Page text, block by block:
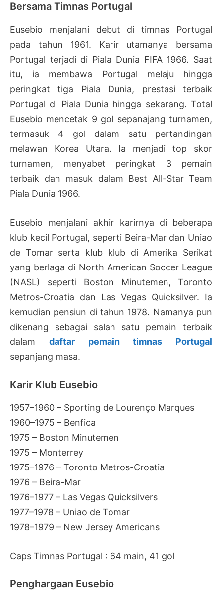
Bersama Timnas Portugal
Eusebio menjalani debut di timnas Portugal
pada tahun 1961. Karir utamanya bersama
Portugal terjadi di Piala Dunia FIFA 1966. Saat
itu, ia membawa Portugal melaju hingga
peringkat tiga Piala Dunia, prestasi terbaik
Portugal di Piala Dunia hingga sekarang. Total
Eusebio mencetak 9 gol sepanajang turnamen,
termasuk 4 gol dalam satu pertandingan
melawan Korea Utara. Ia menjadi top skor
turnamen, menyabet peringkat 3 pemain
terbaik dan masuk dalam Best All-Star Team
Piala Dunia 1966.
Eusebio menjalani akhir karirnya di beberapa
klub kecil Portugal, seperti Beira-Mar dan Uniao
de Tomar serta klub klub di Amerika Serikat
yang berlaga di North American Soccer League
(NASL) seperti Boston Minutemen, Toronto
Metros-Croatia dan Las Vegas Quicksilver. Ia
kemudian pensiun di tahun 1978. Namanya pun
dikenang sebagai salah satu pemain terbaik
dalam daftar pemain timnas Portugal
sepanjang masa.
Karir Klub Eusebio
1957–1960 – Sporting de Lourenço Marques
1960–1975 – Benfica
1975 – Boston Minutemen
1975 – Monterrey
1975–1976 – Toronto Metros-Croatia
1976 – Beira-Mar
1976–1977 – Las Vegas Quicksilvers
1977–1978 – Uniao de Tomar
1978–1979 – New Jersey Americans
Caps Timnas Portugal : 64 main, 41 gol
Penghargaan Eusebio